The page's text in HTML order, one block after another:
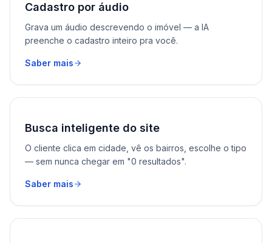
Cadastro por áudio
Grava um áudio descrevendo o imóvel — a IA
preenche o cadastro inteiro pra você.
Saber mais
Busca inteligente do site
O cliente clica em cidade, vê os bairros, escolhe o tipo
— sem nunca chegar em "0 resultados".
Saber mais